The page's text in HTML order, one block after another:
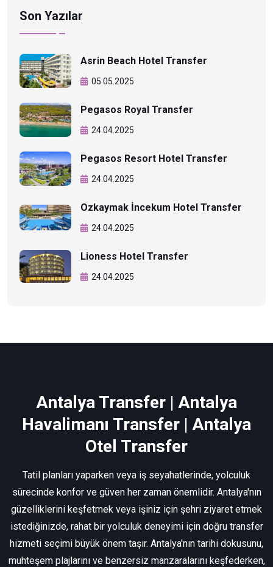
Son Yazılar
Asrin Beach Hotel Transfer
05.05.2025
Pegasos Royal Transfer
24.04.2025
Pegasos Resort Hotel Transfer
24.04.2025
Ozkaymak İncekum Hotel Transfer
24.04.2025
Lioness Hotel Transfer
24.04.2025
Antalya Transfer | Antalya
Havalimanı Transfer | Antalya
Otel Transfer
Tatil planları yaparken veya iş seyahatlerinde, yolculuk
sürecinde konfor ve güven her zaman önemlidir. Antalya'nın
güzelliklerini keşfetmek veya işiniz için şehri ziyaret etmek
istediğinizde, rahat bir yolculuk deneyimi için doğru transfer
hizmeti seçimi büyük önem taşır. Antalya'nın tarihi dokusunu,
muhteşem plajlarını ve benzersiz manzaralarını keşfederken,